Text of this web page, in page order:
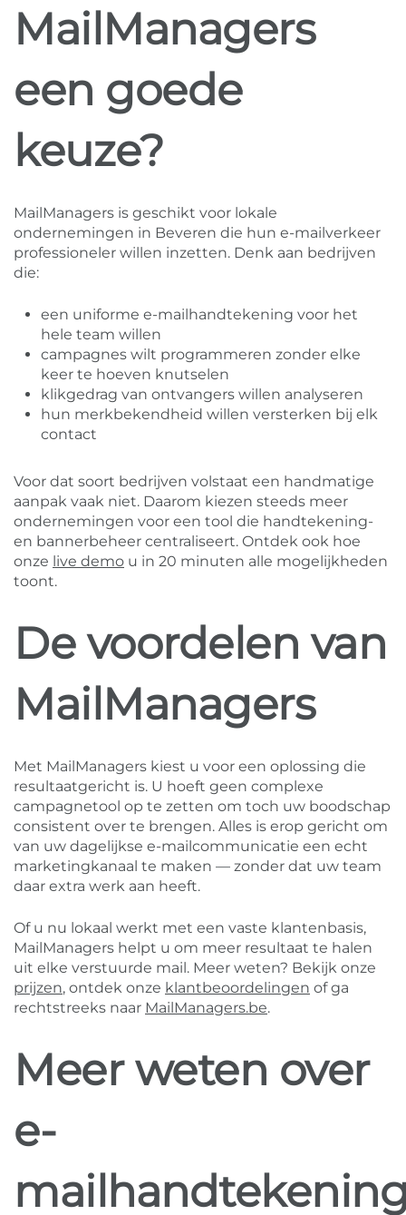
MailManagers
een goede
keuze?
MailManagers is geschikt voor lokale
ondernemingen in Beveren die hun e-mailverkeer
professioneler willen inzetten. Denk aan bedrijven
die:
een uniforme e-mailhandtekening voor het
hele team willen
campagnes wilt programmeren zonder elke
keer te hoeven knutselen
klikgedrag van ontvangers willen analyseren
hun merkbekendheid willen versterken bij elk
contact
Voor dat soort bedrijven volstaat een handmatige
aanpak vaak niet. Daarom kiezen steeds meer
ondernemingen voor een tool die handtekening-
en bannerbeheer centraliseert. Ontdek ook hoe
onze live demo u in 20 minuten alle mogelijkheden
toont.
De voordelen van
MailManagers
Met MailManagers kiest u voor een oplossing die
resultaatgericht is. U hoeft geen complexe
campagnetool op te zetten om toch uw boodschap
consistent over te brengen. Alles is erop gericht om
van uw dagelijkse e-mailcommunicatie een echt
marketingkanaal te maken — zonder dat uw team
daar extra werk aan heeft.
Of u nu lokaal werkt met een vaste klantenbasis,
MailManagers helpt u om meer resultaat te halen
uit elke verstuurde mail. Meer weten? Bekijk onze
prijzen, ontdek onze klantbeoordelingen of ga
rechtstreeks naar MailManagers.be.
Meer weten over
e-